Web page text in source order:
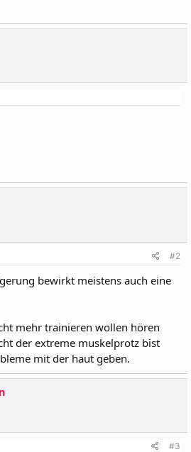
#2
bewirkt meistens auch eine
mehr trainieren wollen hören
der extreme muskelprotz bist
mit der haut geben.
#3